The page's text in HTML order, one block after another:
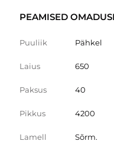
PEAMISED
Puuliik Pähkel
Laius 650
Paksus 40
Pikkus 4200
Lamell Sõrm.